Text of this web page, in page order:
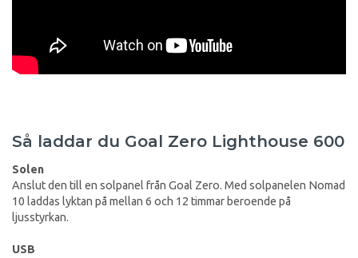
Så laddar du Goal Zero Lighthouse 600
Solen
Anslut den till en solpanel från Goal Zero. Med solpanelen Nomad
10 laddas lyktan på mellan 6 och 12 timmar beroende på
ljusstyrkan.
USB